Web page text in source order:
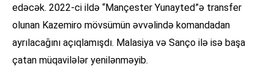
edəcək. 2022-ci ildə “Mançester Yunayted”ə transfer
olunan Kazemiro mövsümün əvvəlində komandadan
ayrılacağını açıqlamışdı. Malasiya və Sanço ilə isə başa
çatan müqavilələr yenilənməyib.